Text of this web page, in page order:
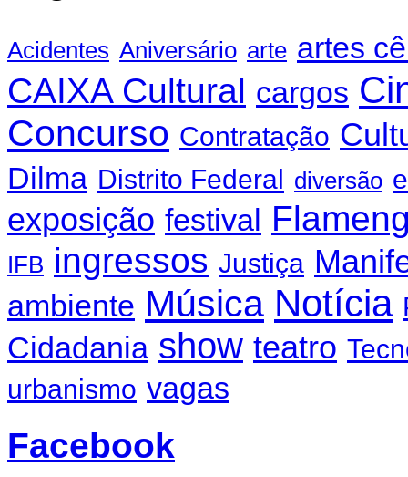
Acidentes Aniversário arte artes
CAIXA Cultural cargos
Concurso Contratação
Dilma Distrito Federal diversão
exposição festival
IFB ingressos Justiça
ambiente Música Notícia
Cidadania show teatro
urbanismo vagas
Facebook